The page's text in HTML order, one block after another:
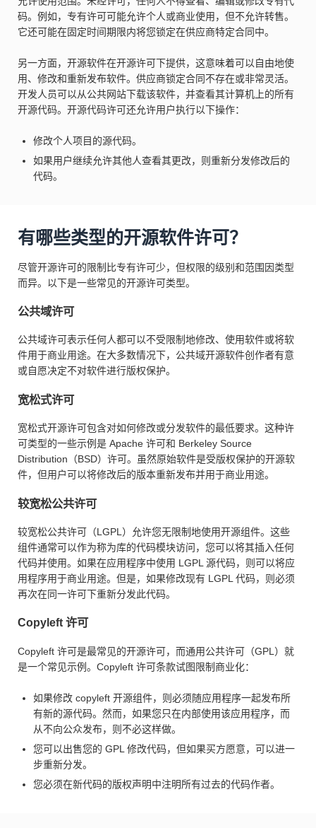
码。例如，专有许可可能允许个人或商业使用，但不允许转售。
它还可能在固定时间期限内将您锁定在供应商特定合同中。
另一方面，开源软件在开源许可下提供，这意味着可以自由地使
用、修改和重新发布软件。供应商锁定合同不存在或非常灵活。
开发人员可以从公共网站下载该软件，并查看其计算机上的所有
开源代码。开源代码许可还允许用户执行以下操作：
修改个人项目的源代码。
如果用户继续允许其他人查看其更改，则重新分发修改后的
代码。
有哪些类型的开源软件许可？
尽管开源许可的限制比专有许可少，但权限的级别和范围因类型
而异。以下是一些常见的开源许可类型。
公共域许可
公共域许可表示任何人都可以不受限制地修改、使用软件或将软
件用于商业用途。在大多数情况下，公共域开源软件创作者有意
或自愿决定不对软件进行版权保护。
宽松式许可
宽松式开源许可包含对如何修改或分发软件的最低要求。这种许
可类型的一些示例是 Apache 许可和 Berkeley Source
Distribution（BSD）许可。虽然原始软件是受版权保护的开源软
件，但用户可以将修改后的版本重新发布并用于商业用途。
较宽松公共许可
较宽松公共许可（LGPL）允许您无限制地使用开源组件。这些
组件通常可以作为称为库的代码模块访问，您可以将其插入任何
代码并使用。如果在应用程序中使用 LGPL 源代码，则可以将应
用程序用于商业用途。但是，如果修改现有 LGPL 代码，则必须
再次在同一许可下重新分发此代码。
Copyleft 许可
Copyleft 许可是最常见的开源许可，而通用公共许可（GPL）就
是一个常见示例。Copyleft 许可条款试图限制商业化：
如果修改 copyleft 开源组件，则必须随应用程序一起发布所
有新的源代码。然而，如果您只在内部使用该应用程序，而
从不向公众发布，则不必这样做。
您可以出售您的 GPL 修改代码，但如果买方愿意，可以进一
步重新分发。
您必须在新代码的版权声明中注明所有过去的代码作者。